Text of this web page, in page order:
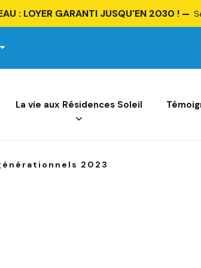
: LOYER GARANTI JUSQU'EN 2030 !
La vie aux Résidences Soleil
2023